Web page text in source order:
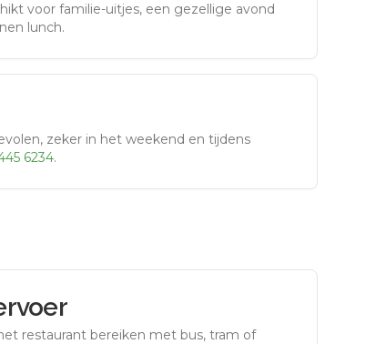
voor familie-uitjes, een gezellige avond
lunch.
zeker in het weekend en tijdens
6234.
restaurant bereiken met bus, tram of